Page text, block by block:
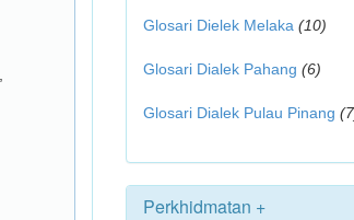
Glosari Dielek Melaka (10)
Glosari Dialek Pahang (6)
Glosari Dialek Pulau Pinang
Perkhidmatan +